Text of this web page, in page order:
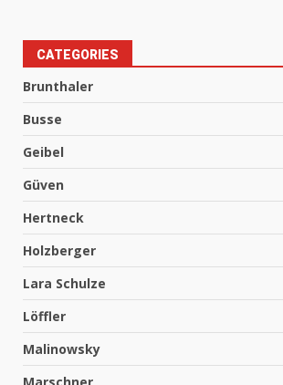
CATEGORIES
Brunthaler
Busse
Geibel
Güven
Hertneck
Holzberger
Lara Schulze
Löffler
Malinowsky